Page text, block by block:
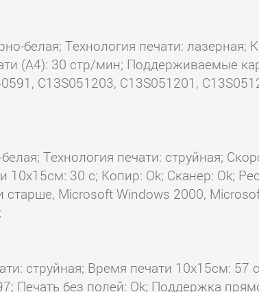
белая; Технология печати: лазерная;
(А4): 30 стр/мин; Поддерживаемые
C13S051203, C13S051201,
Технология печати: струйная;
30 с; Копир: Ok; Сканер: Ok;
старше, Microsoft Windows 2000,
струйная; Время печати 10x15см:
Печать без полей: Ok; Поддержка